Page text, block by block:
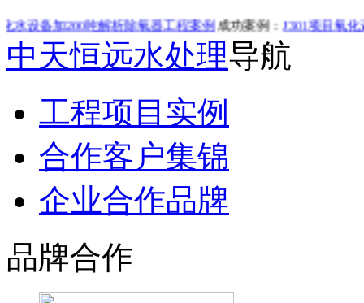
吨解析除氧器工程案例 成功案例：J301项目氧化还原炉（二
中天恒远水处理导航
工程项目实例
合作客户集锦
企业合作品牌
品牌合作